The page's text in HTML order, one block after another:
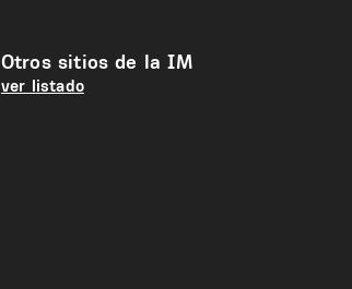
Otros sitios de la IM
ver listado